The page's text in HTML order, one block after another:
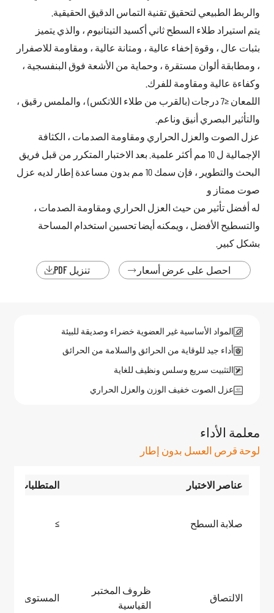
والربط الطبيعي لتحقيق تقنية التماس الدقيق الحقيقية.
يتم استيراد طلاء السطح ثاني أكسيد التيتانيوم ، والذي يتميز
بثبات عال ، وقوة إخفاء عالية ، ومتانة عالية ، ومقاومة للاصفرار
، ومطابقة ألوان مستقرة ، وحماية من الأشعة فوق البنفسجية ،
وكفاءة عالية ومقاومة للفرك.
اللمعان ≤7 درجات (بالقرب من طلاء اللاتكس) ، والملمس رقيق ،
والتأثير البصري أنيق وناعم.
عزل الصوت والعزل الحراري ومقاومة الصدمات ، الكثافة
الإجمالية ل 10 مم أكثر علمية. بعد الاختبار المتكرر من قبل فريق
البحث والتطوير ، فإن سمك 10 مم بدون مساعدة إطار لديه عزل
صوت ممتاز و
له أفضل تأثير من حيث العزل الحراري ومقاومة الصدمات ،
والتسطيح الأفضل ، ويمكنه أيضا تحسين استخدام المساحة
بشكل كبير.
احصل على عرض أسعار  تنزيل PDF 
المواد الأساسية غير العضوية خضراء وصديقة للبيئة
أداء جيد للوقاية من الحرائق والسلامة من الحرائق
التثبيت سريع وسلس ونظيف للغاية
عزل الصوت خفيف الوزن والعزل الحراري
معلمة الأداء
لوحة قرص العسل بدون إطار
عناصر الاختبار المتطلبات
صلابة السطح ≥
الالتصاق
ظروف المختبر
القياسية
المستوى 0